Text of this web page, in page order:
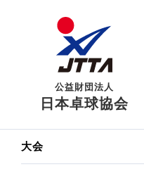
公益財団法人
日本卓球協会
大会